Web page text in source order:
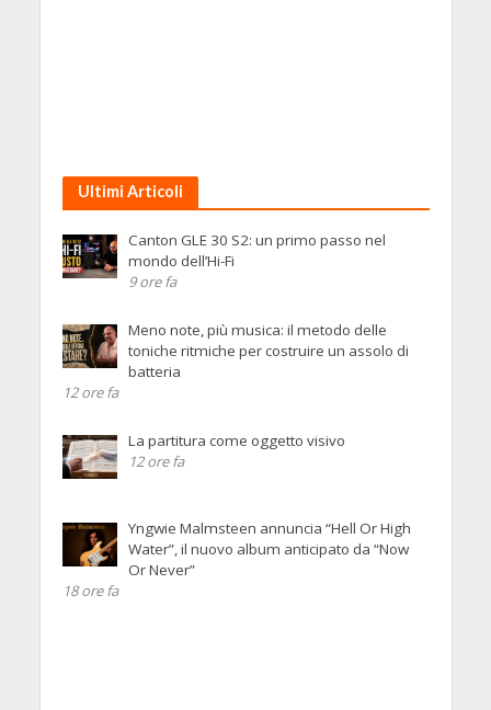
Ultimi Articoli
Canton GLE 30 S2: un primo passo nel
mondo dell’Hi-Fi
9 ore fa
Meno note, più musica: il metodo delle
toniche ritmiche per costruire un assolo di
batteria
12 ore fa
La partitura come oggetto visivo
12 ore fa
Yngwie Malmsteen annuncia “Hell Or High
Water”, il nuovo album anticipato da “Now
Or Never”
18 ore fa